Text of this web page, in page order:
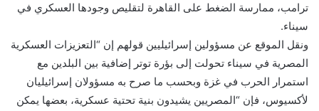
ترامب، ممارسة الضغط على القاهرة لتقليص وجودها العسكري في
سيناء.
ونقل الموقع عن مسؤولين إسرائيليين قولهم إن “التعزيزات العسكرية
المصرية في سيناء تحولت إلى بؤرة توتر إضافية بين البلدين مع
استمرار الحرب في غزة وبحسب ما صرح به مسؤولان إسرائيليان
لأكسيوس، فإن “المصريين يشيدون بنية تحتية عسكرية، بعضها يمكن